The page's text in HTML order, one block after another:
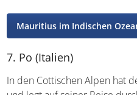
7. Po (Italien)